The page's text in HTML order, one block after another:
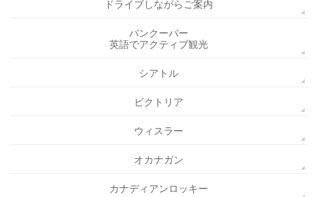
ドライブしながらご案内
バンクーバー
英語でアクティブ観光
シアトル
ビクトリア
ウィスラー
オカナガン
カナディアンロッキー